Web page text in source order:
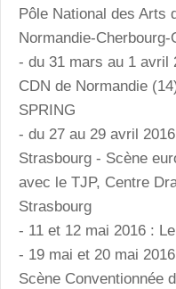
Pôle National des Arts
Normandie-
- du 31 mars au 1 avril
CDN de Normandie
SPRING
- du 27 au 29 avril
Strasbourg - Scène
avec le TJP, Centre
Strasbourg
- 11 et 12 mai 2016 :
- 19 mai et 20 mai
Scène Conventionnée